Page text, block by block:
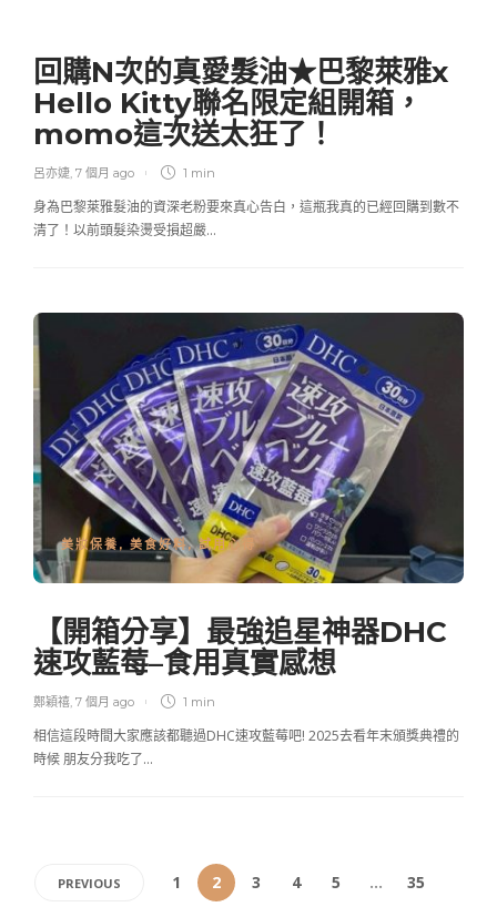
回購N次的真愛髮油★巴黎萊雅x
Hello Kitty聯名限定組開箱，
momo這次送太狂了！
呂亦婕, 7 個月 ago 1 min
身為巴黎萊雅髮油的資深老粉要來真心告白，這瓶我真的已經回購到數不
清了！以前頭髮染燙受損超嚴…
美妝保養 , 美食好料,試用心得
【開箱分享】最強追星神器DHC
速攻藍莓–食用真實感想
鄭穎禧, 7 個月 ago 1 min
相信這段時間大家應該都聽過DHC速攻藍莓吧! 2025去看年末頒獎典禮的
時候 朋友分我吃了…
PREVIOUS 1 2 3 4 5 ... 35